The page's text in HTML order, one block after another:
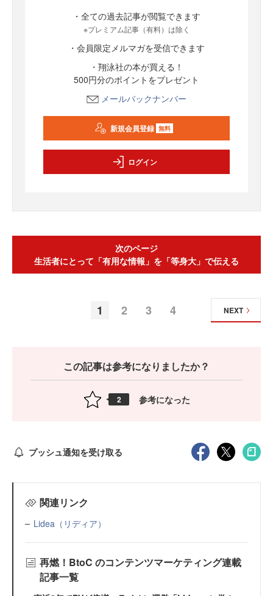
・全ての過去記事が閲覧できます
※プレミアム記事（有料）は除く
・会員限定メルマガを受信できます
・翔泳社の本が買える！
500円分のポイントをプレゼント
メールバックナンバー
新規会員登録 無料
ログイン
次のページ
生活者にとって「有用な情報」を「等身大」で伝える
1 2 3 4 NEXT
この記事は参考になりましたか？
2 参考になった
プッシュ通知を受け取る
関連リンク
Lidea（リディア）
再燃！BtoC のコンテンツマーケティング連載
記事一覧